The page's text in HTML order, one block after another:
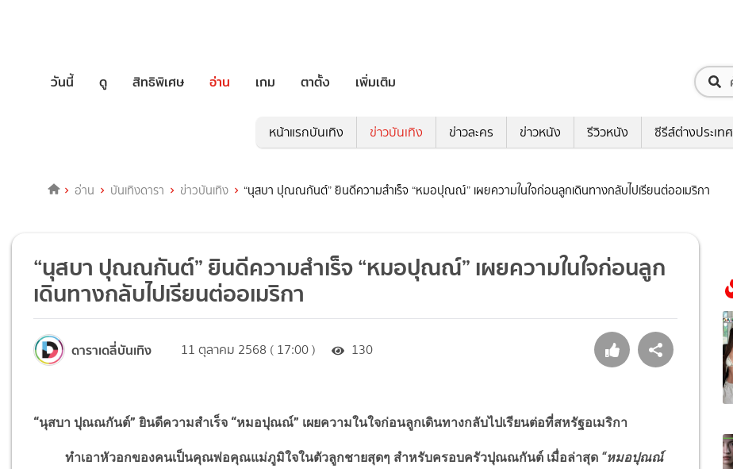
วันนี้ ดู สิทธิพิเศษ อ่าน เกม ตาตั้ง เพิ่มเติม
หน้าแรกบันเทิง ข่าวบันเทิง ข่าวละคร ข่าวหนัง รีวิวหนัง ซีรีส์ต่างประเทศ
อ่าน บันเทิงดารา ข่าวบันเทิง “นุสบา ปุณณกันต์” ยินดีความสำเร็จ “หมอปุณณ์” เผยความในใจก่อนลูกเดินทางกลับไปเรียนต่ออเมริกา
“นุสบา ปุณณกันต์” ยินดีความสำเร็จ “หมอปุณณ์” เผยความในใจก่อนลูก
เดินทางกลับไปเรียนต่ออเมริกา
ดาราเดลี่บันเทิง 11 ตุลาคม 2568 ( 17:00 ) 130
“นุสบา ปุณณกันต์” ยินดีความสำเร็จ “หมอปุณณ์” เผยความในใจก่อนลูกเดินทางกลับไปเรียนต่อที่สหรัฐอเมริกา
ทำเอาหัวอกของคนเป็นคุณพ่อคุณแม่ภูมิใจในตัวลูกชายสุดๆ สำหรับครอบครัวปุณณกันต์ เมื่อล่าสุด “หมอปุณณ์